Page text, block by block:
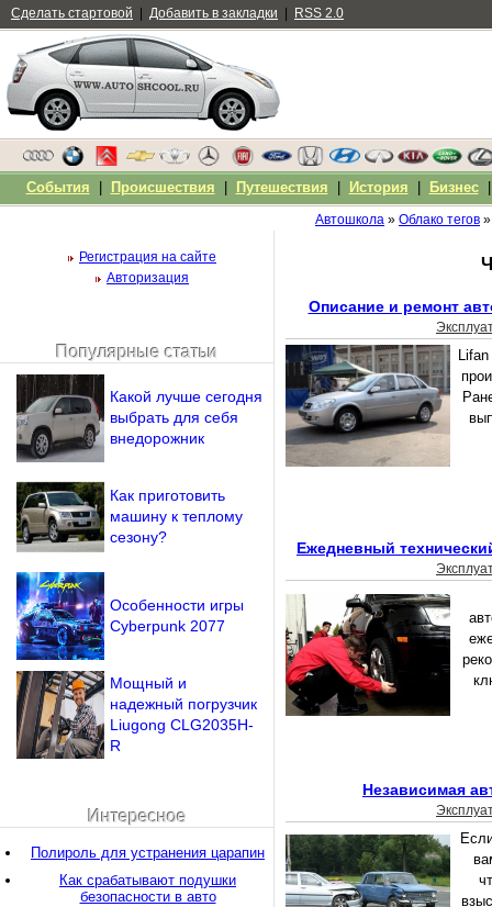
Автошкола » Облако тегов
Описание и ремонт
Ежедневный
Независимая
Регистрация на сайте
Авторизация
Напомнить пароль?
Популярные статьи
Какой лучше сегодня
выбрать для себя
внедорожник
Как приготовить
машину к теплому
сезону?
Особенности игры
Cyberpunk 2077
Мощный и
надежный погрузчик
Liugong CLG2035H-
R
Интересное
Полироль для устранения царапин
Как срабатывают подушки
безопасности в авто
Сделать стартовой Добавить в закладки RSS 2.0
События Происшествия Путешествия История Бизнес